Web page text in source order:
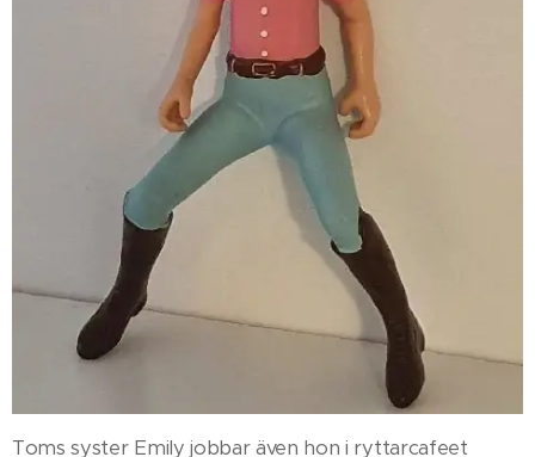
Toms syster Emily jobbar även hon i ryttarcafeet